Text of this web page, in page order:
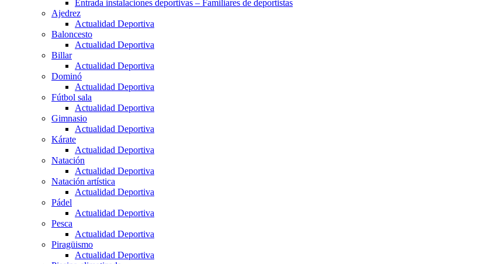
Entrada instalaciones deportivas – Familiares de deportistas
Ajedrez
Actualidad Deportiva
Baloncesto
Actualidad Deportiva
Billar
Actualidad Deportiva
Dominó
Actualidad Deportiva
Fútbol sala
Actualidad Deportiva
Gimnasio
Actualidad Deportiva
Kárate
Actualidad Deportiva
Natación
Actualidad Deportiva
Natación artística
Actualidad Deportiva
Pádel
Actualidad Deportiva
Pesca
Actualidad Deportiva
Piragüismo
Actualidad Deportiva